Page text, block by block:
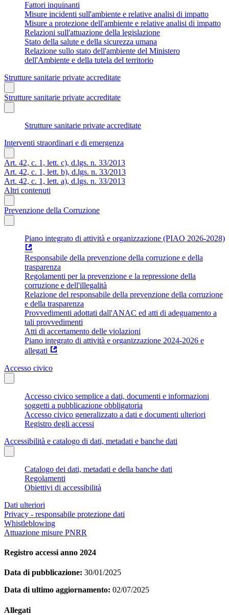
Fattori inquinanti
Misure incidenti sull'ambiente e relative analisi di impatto
Misure a protezione dell'ambiente e relative analisi di impatto
Relazioni sull'attuazione della legislazione
Stato della salute e della sicurezza umana
Relazione sullo stato dell'ambiente del Ministero
dell'Ambiente e della tutela del territorio
Strutture sanitarie private accreditate
Strutture sanitarie private accreditate
Strutture sanitarie private accreditate
Interventi straordinari e di emergenza
Art. 42, c. 1, lett. c), d.lgs. n. 33/2013
Art. 42, c. 1, lett. b), d.lgs. n. 33/2013
Art. 42, c. 1, lett. a), d.lgs. n. 33/2013
Altri contenuti
Prevenzione della Corruzione
Piano integrato di attività e organizzazione (PIAO 2026-2028)
Responsabile della prevenzione della corruzione e della
trasparenza
Regolamenti per la prevenzione e la repressione della
corruzione e dell'illegalità
Relazione del responsabile della prevenzione della corruzione
e della trasparenza
Provvedimenti adottati dall'ANAC ed atti di adeguamento a
tali provvedimenti
Atti di accertamento delle violazioni
Piano integrato di attività e organizzazione 2024-2026 e
allegati
Accesso civico
Accesso civico semplice a dati, documenti e informazioni
soggetti a pubblicazione obbligatoria
Accesso civico generalizzato a dati e documenti ulteriori
Registro degli accessi
Accessibilità e catalogo di dati, metadati e banche dati
Catalogo dei dati, metadati e della banche dati
Regolamenti
Obiettivi di accessibilità
Dati ulteriori
Privacy - responsabile protezione dati
Whistleblowing
Attuazione misure PNRR
Registro accessi anno 2024
Data di pubblicazione: 30/01/2025
Data di ultimo aggiornamento: 02/07/2025
Allegati